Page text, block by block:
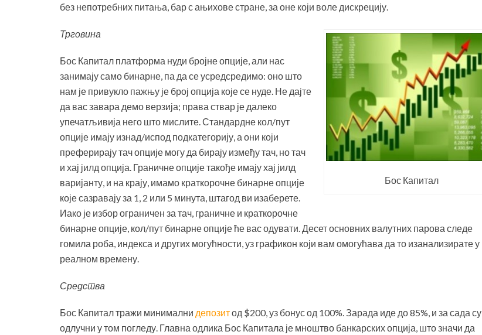
без непотребних питања, бар с ањихове стране, за оне који воле дискрецију.
Бос Капитал
Трговина
Бос Капитал платформа нуди бројне опције, али нас
занимају само бинарне, па да се усредсредимо: оно што
нам је привукло пажњу је број опција које се нуде. Не дајте
да вас завара демо верзија; права ствар је далеко
упечатљивија него што мислите. Стандардне кол/пут
опције имају изнад/испод подкатегорију, а они који
преферирају тач опције могу да бирају између тач, но тач
и хај јилд опција. Граничне опције такође имају хај јилд
варијанту, и на крају, имамо краткорочне бинарне опције
које сазравају за 1, 2 или 5 минута, штагод ви изаберете.
Иако је избор ограничен за тач, граничне и краткорочне
бинарне опције, кол/пут бинарне опције ће вас одувати. Десет основних валутних парова следе
гомила роба, индекса и других могућности, уз графикон који вам омогућава да то изанализирате у
реалном времену.
Средства
Бос Капитал тражи минимални депозитод $200, уз бонус од 100%. Зарада иде до 85%, и за сада су
одлучни у том погледу. Главна одлика Бос Капитала је мноштво банкарских опција, што значи да